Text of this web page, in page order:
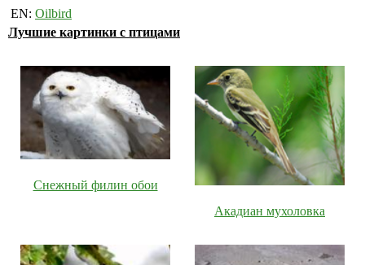
EN: Oilbird
Лучшие картинки с птицами
Снежный филин обои
Акадиан мухоловка